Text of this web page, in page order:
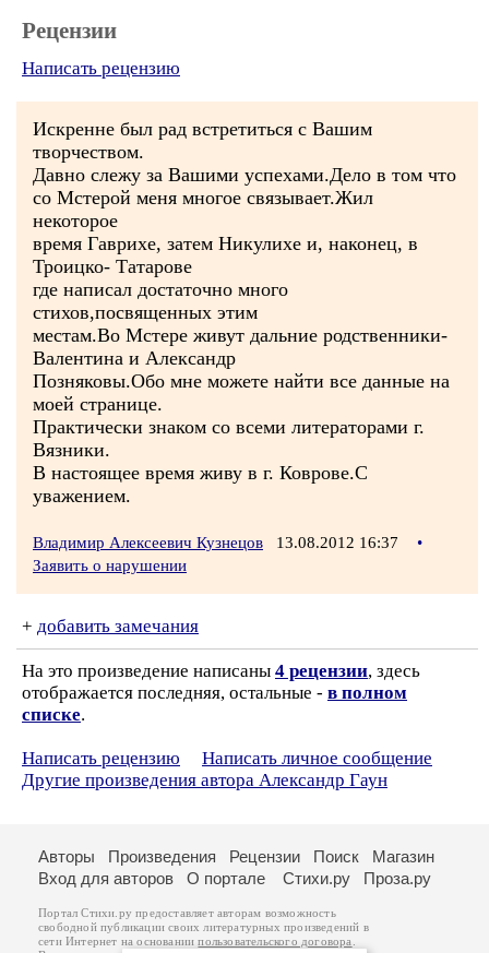
Рецензии
Написать рецензию
Искренне был рад встретиться с Вашим
творчеством.
Давно слежу за Вашими успехами.Дело в том что
со Мстерой меня многое связывает.Жил
некоторое
время Гаврихе, затем Никулихе и, наконец, в
Троицко- Татарове
где написал достаточно много
стихов,посвященных этим
местам.Во Мстере живут дальние родственники-
Валентина и Александр
Позняковы.Обо мне можете найти все данные на
моей странице.
Практически знаком со всеми литераторами г.
Вязники.
В настоящее время живу в г. Коврове.С
уважением.
Владимир Алексеевич Кузнецов 13.08.2012 16:37
•
Заявить о нарушении
+ добавить замечания
На это произведение написаны 4 рецензии, здесь
отображается последняя, остальные - в полном
списке.
Написать рецензию
Написать личное сообщение
Другие произведения автора Александр Гаун
Авторы Произведения Рецензии Поиск
Магазин
Вход для авторов
О портале Стихи.ру Проза.ру
Портал Стихи.ру предоставляет авторам возможность
свободной публикации своих литературных произведений в
сети Интернет на основаниипользовательского договора